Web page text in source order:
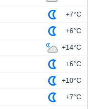
+7°C
+6°C
+14°C
+6°C
+10°C
+7°C